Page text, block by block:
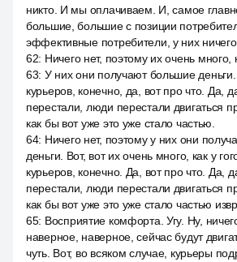
никто. И мы оплачиваем. И, самое
большие, большие с позиции
эффективные потребители, у них ничего
62: Ничего нет, поэтому их очень много,
63: У них они получают большие деньги.
курьеров, конечно, да, вот про что. Да,
перестали, люди перестали двигаться
как бы вот уже это уже стало частью.
64: Ничего нет, поэтому у них они
деньги. Вот, вот их очень много, как у
курьеров, конечно. Да, вот про что. Да,
перестали, люди перестали двигаться
как бы вот уже это уже стало частью
65: Восприятие комфорта. Угу. Ну,
наверное, наверное, сейчас будут
чуть. Вот, во всяком случае, курьеры